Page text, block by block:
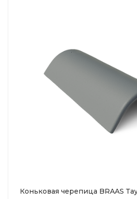
Коньковая черепица BRAAS